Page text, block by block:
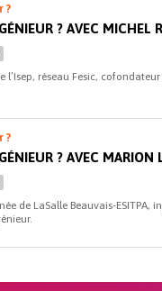
?
? AVEC MICHEL
l’Isep, réseau Fesic,
?
? AVEC MARION
de LaSalle Beauvais-